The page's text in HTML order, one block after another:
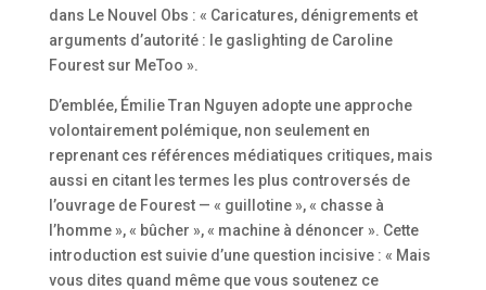
dans Le Nouvel Obs : « Caricatures, dénigrements et
arguments d’autorité : le gaslighting de Caroline
Fourest sur MeToo ».
D’emblée, Émilie Tran Nguyen adopte une approche
volontairement polémique, non seulement en
reprenant ces références médiatiques critiques, mais
aussi en citant les termes les plus controversés de
l’ouvrage de Fourest — « guillotine », « chasse à
l’homme », « bûcher », « machine à dénoncer ». Cette
introduction est suivie d’une question incisive : « Mais
vous dites quand même que vous soutenez ce